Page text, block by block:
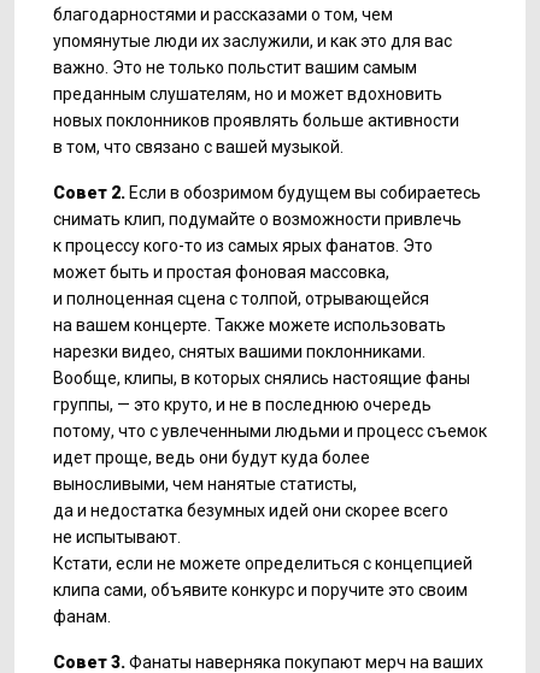
благодарностями и рассказами о том, чем
упомянутые люди их заслужили, и как это для вас
важно. Это не только польстит вашим самым
преданным слушателям, но и может вдохновить
новых поклонников проявлять больше активности
в том, что связано с вашей музыкой.
Совет 2. Если в обозримом будущем вы собираетесь
снимать клип, подумайте о возможности привлечь
к процессу кого-то из самых ярых фанатов. Это
может быть и простая фоновая массовка,
и полноценная сцена с толпой, отрывающейся
на вашем концерте. Также можете использовать
нарезки видео, снятых вашими поклонниками.
Вообще, клипы, в которых снялись настоящие фаны
группы, — это круто, и не в последнюю очередь
потому, что с увлеченными людьми и процесс съемок
идет проще, ведь они будут куда более
выносливыми, чем нанятые статисты,
да и недостатка безумных идей они скорее всего
не испытывают.
Кстати, если не можете определиться с концепцией
клипа сами, объявите конкурс и поручите это своим
фанам.
Совет 3.Фанаты наверняка покупают мерч на ваших